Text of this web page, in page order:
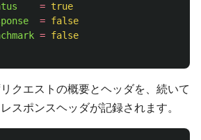
= true
= false
= false
クエストの概要とヘッダを、続いて
スポンスヘッダが記録されます。